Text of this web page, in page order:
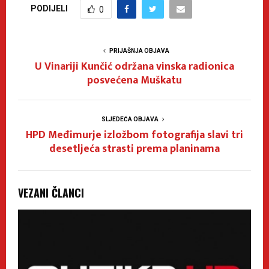
PODIJELI 0
PRIJAŠNJA OBJAVA
U Vinariji Kunčić održana vinska radionica
posvećena Muškatu
SLJEDEĆA OBJAVA
HPD Međimurje izložbom fotografija slavi tri
desetljeća strasti prema planinama
VEZANI ČLANCI